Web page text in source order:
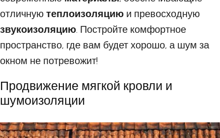
отличную теплоизоляцию и превосходную
звукоизоляцию. Постройте комфортное
пространство, где вам будет хорошо, а шум за
окном не потревожит!
Продвижение мягкой кровли и
шумоизоляции